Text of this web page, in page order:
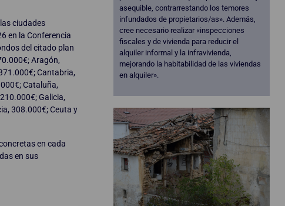
ciudades
en la Conferencia
del citado plan
Aragón,
Cantabria,
Cataluña,
Galicia,
308.000€; Ceuta y
en cada
en sus
asequible, contrarrestando los temores
infundados de propietarios/as». Además,
cree necesario realizar «inspecciones
fiscales y de vivienda para reducir el
alquiler informal y la infravivienda,
mejorando la habitabilidad de las viviendas
en alquiler».